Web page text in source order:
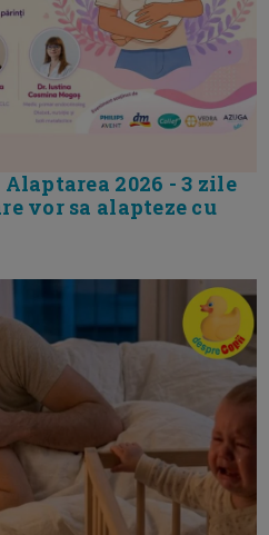
2026 - 3 zile
vor sa alapteze cu